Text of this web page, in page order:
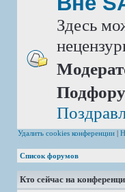
Здесь
Удалить cookies конференции |
Список форумов
Кто сейчас на